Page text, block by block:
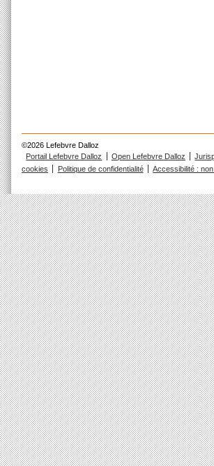
©2026 Lefebvre Dalloz
Portail Lefebvre Dalloz
Open Lefebvre Dalloz
cookies
Politique de confidentialité Accessibilité :